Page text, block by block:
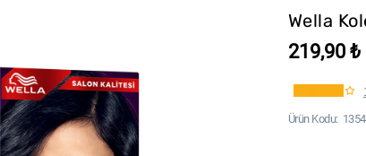
Wella
219,90 ₺
Ürün Kodu